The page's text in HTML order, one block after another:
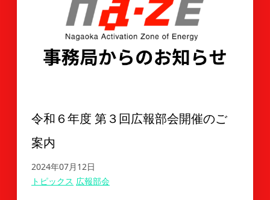
令和６年度 第３回広報部会開催のご
案内
2024年07月12日
トピックス 広報部会